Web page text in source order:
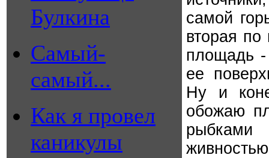
Булкина
Самый-
самый...
Как я провел
каникулы
самой
вторая по
площадь -
ее
Ну и
обожаю
рыбками